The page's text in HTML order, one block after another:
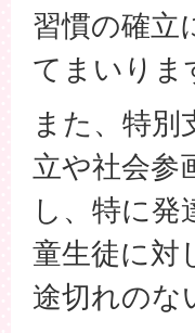
習慣の確立
てまいりま
また、特別
立や社会参
し、特に
童生徒に対
途切れのな